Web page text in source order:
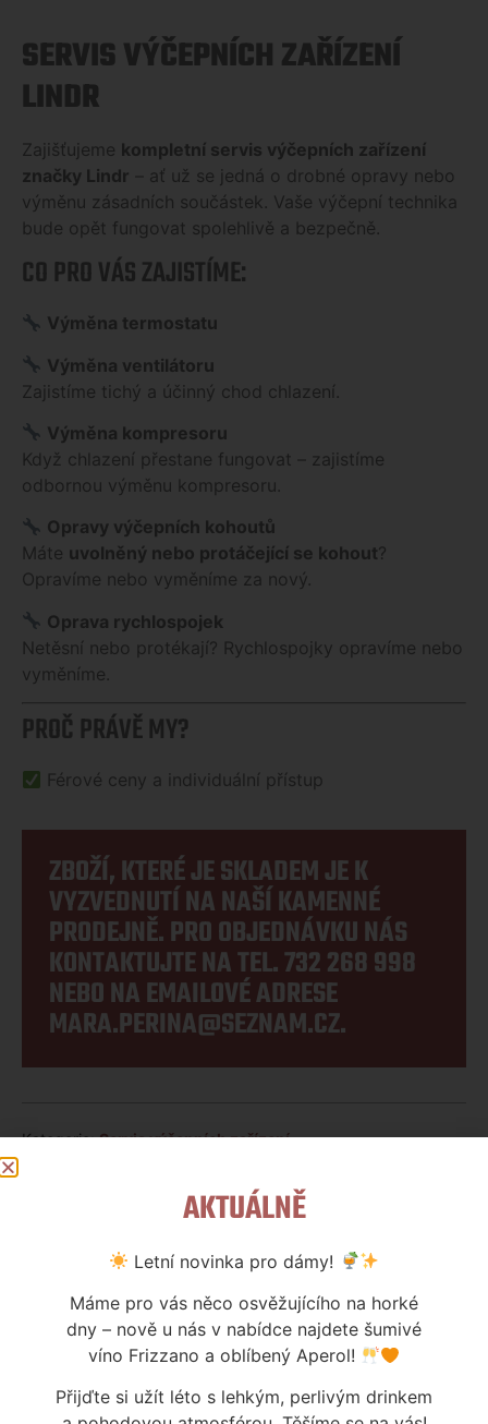
SERVIS VÝČEPNÍCH ZAŘÍZENÍ
LINDR
Zajišťujeme kompletní servis výčepních zařízení
značky Lindr – ať už se jedná o drobné opravy nebo
výměnu zásadních součástek. Vaše výčepní technika
bude opět fungovat spolehlivě a bezpečně.
CO PRO VÁS ZAJISTÍME:
Výměna termostatu
Výměna ventilátoru
Zajistíme tichý a účinný chod chlazení.
Výměna kompresoru
Když chlazení přestane fungovat – zajistíme
odbornou výměnu kompresoru.
Opravy výčepních kohoutů
Máte uvolněný nebo protáčející se kohout?
Opravíme nebo vyměníme za nový.
Oprava rychlospojek
Netěsní nebo protékají? Rychlospojky opravíme nebo
vyměníme.
PROČ PRÁVĚ MY?
Férové ceny a individuální přístup
ZBOŽÍ, KTERÉ JE SKLADEM JE K
VYZVEDNUTÍ NA NAŠÍ KAMENNÉ
PRODEJNĚ. PRO OBJEDNÁVKU NÁS
KONTAKTUJTE NA TEL.732 268 998
NEBO NA EMAILOVÉ ADRESE
MARA.PERINA@SEZNAM.CZ.
Kategorie:Servis výčepních zařízení
SOUVISEJÍCÍ PRODUKTY
AKTUÁLNĚ
Letní novinka pro dámy!
Máme pro vás něco osvěžujícího na horké
dny – nově u nás v nabídce najdete šumivé
víno Frizzano a oblíbený Aperol!
Přijďte si užít léto s lehkým, perlivým drinkem